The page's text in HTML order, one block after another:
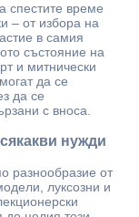
спестите време
– от избора на
в самия
състояние на
и митнически
да се
да се
с вноса.
нужди
разнообразие от
луксозни и